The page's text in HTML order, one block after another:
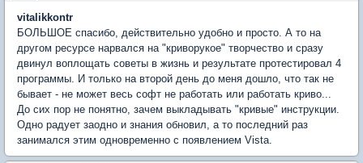
vitalikkontr
БОЛЬШОЕ спасибо, действительно удобно и просто. А то на
другом ресурсе нарвался на "криворукое" творчество и сразу
двинул воплощать советы в жизнь и результате протестировал 4
программы. И только на второй день до меня дошло, что так не
бывает - не может весь софт не работать или работать криво...
До сих пор не понятно, зачем выкладывать "кривые" инструкции.
Одно радует заодно и знания обновил, а то последний раз
занимался этим одновременно с появлением Vista.